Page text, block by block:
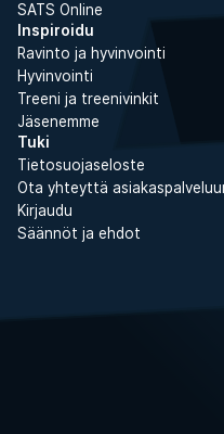
SATS Online
Inspiroidu
Ravinto ja hyvinvointi
Hyvinvointi
Treeni ja treenivinkit
Jäsenemme
Tuki
Tietosuojaseloste
Ota yhteyttä
Kirjaudu
Säännöt ja ehdot